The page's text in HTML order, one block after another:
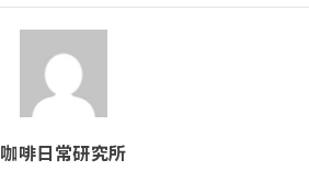
咖啡日常研究所